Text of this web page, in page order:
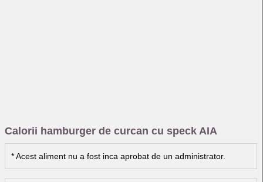
Calorii hamburger de curcan cu speck AIA
* Acest aliment nu a fost inca aprobat de un administrator.